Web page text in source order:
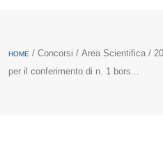
HOME / Concorsi / Area Scientifica /
per il conferimento di n. 1 bors...